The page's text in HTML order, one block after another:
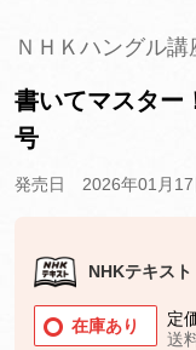
ＮＨＫハングル講
書いてマスタ
号
発売日 2026年01月17
NHKテキスト
在庫あり 定
送